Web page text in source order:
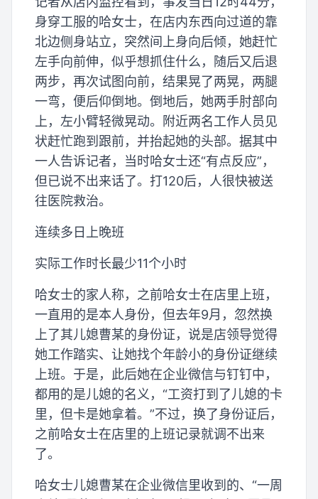
身穿工服的哈女士，在店内东西向过道的靠
北边侧身站立，突然间上身向后倾，她赶忙
左手向前伸，似乎想抓住什么，随后又后退
两步，再次试图向前，结果晃了两晃，两腿
一弯，便后仰倒地。倒地后，她两手肘部向
上，左小臂轻微晃动。附近两名工作人员见
状赶忙跑到跟前，并抬起她的头部。据其中
一人告诉记者，当时哈女士还“有点反应”，
但已说不出来话了。打120后，人很快被送
往医院救治。
连续多日上晚班
实际工作时长最少11个小时
哈女士的家人称，之前哈女士在店里上班，
一直用的是本人身份，但去年9月，忽然换
上了其儿媳曹某的身份证，说是店领导觉得
她工作踏实、让她找个年龄小的身份证继续
上班。于是，此后她在企业微信与钉钉中，
都用的是儿媳的名义，“工资打到了儿媳的卡
里，但卡是她拿着。”不过，换了身份证后，
之前哈女士在店里的上班记录就调不出来
了。
哈女士儿媳曹某在企业微信里收到的、“一周